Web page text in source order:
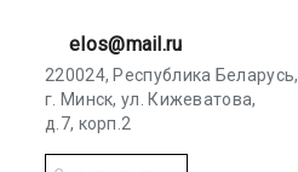
elos@mail.ru
220024, Республика Беларусь,
г. Минск, ул. Кижеватова,
д.7, корп.2